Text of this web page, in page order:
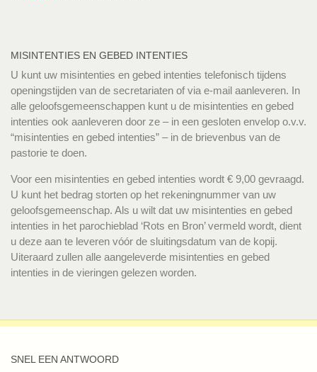
MISINTENTIES EN GEBED INTENTIES
U kunt uw misintenties en gebed intenties telefonisch tijdens
openingstijden van de secretariaten of via e-mail aanleveren. In
alle geloofsgemeenschappen kunt u de misintenties en gebed
intenties ook aanleveren door ze – in een gesloten envelop o.v.v.
“misintenties en gebed intenties” – in de brievenbus van de
pastorie te doen.
Voor een misintenties en gebed intenties wordt € 9,00 gevraagd.
U kunt het bedrag storten op het rekeningnummer van uw
geloofsgemeenschap. Als u wilt dat uw misintenties en gebed
intenties in het parochieblad ‘Rots en Bron’ vermeld wordt, dient
u deze aan te leveren vóór de sluitingsdatum van de kopij.
Uiteraard zullen alle aangeleverde misintenties en gebed
intenties in de vieringen gelezen worden.
SNEL EEN ANTWOORD